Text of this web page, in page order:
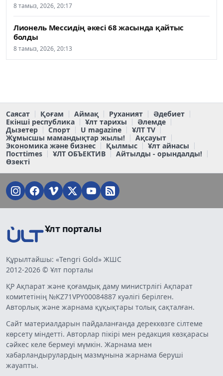
8 тамыз, 2026, 20:17
Лионель Мессидің әкесі 68 жасында қайтыс
болды
8 тамыз, 2026, 20:13
Саясат Қоғам Аймақ Руханият
Әдебиет
Екінші республика
Ұлт тарихы
Әлемде
Дызетер
Спорт U magazine
ҰЛТ TV
Жұмысшы мамандықтар жылы!
Ақсауыт
Экономика және бизнес
Қылмыс
Ұлт айнасы
Постtimes
ҰЛТ ОБЪЕКТИВ
Айтылды - орындалды!
Өзекті
Ұлт порталы
Құрылтайшы: «Tengri Gold» ЖШС
2012-2026 © Ұлт порталы
ҚР Ақпарат және қоғамдық даму министрлігі Ақпарат
комитетінің №KZ71VPY00084887 куәлігі берілген.
Авторлық және жарнама құқықтары толық сақталған.
Сайт материалдарын пайдаланғанда дереккөзге сілтеме
көрсету міндетті. Авторлар пікірі мен редакция көзқарасы
сәйкес келе бермеуі мүмкін. Жарнама мен
хабарландырулардың мазмұнына жарнама беруші
жауапты.